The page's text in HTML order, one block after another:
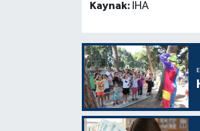
Kaynak: İHA